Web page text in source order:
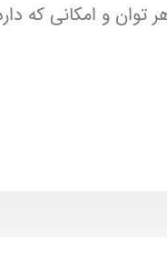
توان و امکانی که